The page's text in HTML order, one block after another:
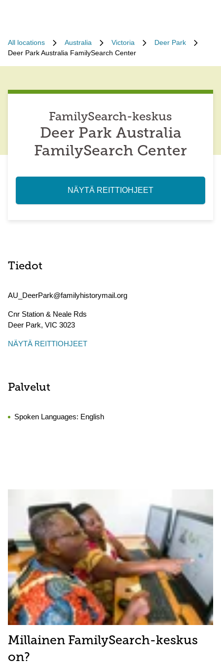
All locations Australia Victoria
Deer Park
Deer Park Australia FamilySearch Center
FamilySearch-keskus
Deer Park Australia
FamilySearch Center
NÄYTÄ REITTIOHJEET
Tiedot
AU_DeerPark@familyhistorymail.org
Cnr Station & Neale Rds
Deer Park, VIC 3023
NÄYTÄ REITTIOHJEET
Palvelut
Spoken Languages: English
Millainen FamilySearch-keskus
on?